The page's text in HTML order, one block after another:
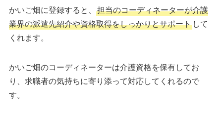
かいご畑に登録すると、 担当のコーディネーターが介護
業界の派遣先紹介や資格取得をしっかりとサポートして
くれます。
かいご畑のコーディネーターは介護資格を保有してお
り、求職者の気持ちに寄り添って対応してくれるので
す。